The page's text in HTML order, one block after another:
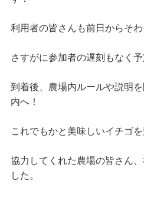
利用者の皆さんも前日からそわ
さすがに参加者の遅刻もなく
到着後、農場内ルールや説明
内へ！
これでもかと美味しいイチゴを
協力してくれた農場の皆さん
した。